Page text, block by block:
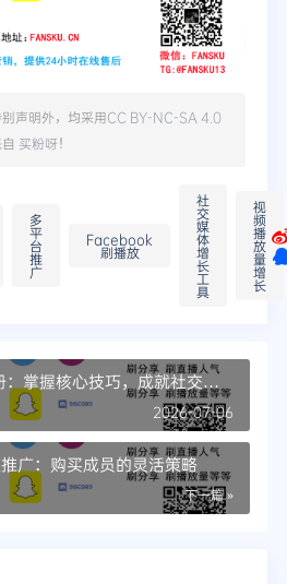
声明外，均采用CC BY-NC-SA 4.0
买粉呀！
多
平
台
推
广
Facebook
刷播放
社
交
媒
体
增
长
工
具
视
频
播
放
量
增
长
掌握核心技巧，成就社交平
2026-07-06
广：购买成员的灵活策略
下一篇 »